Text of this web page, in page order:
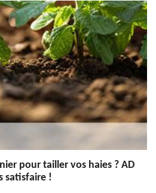
pour tailler vos haies ? AD
satisfaire !